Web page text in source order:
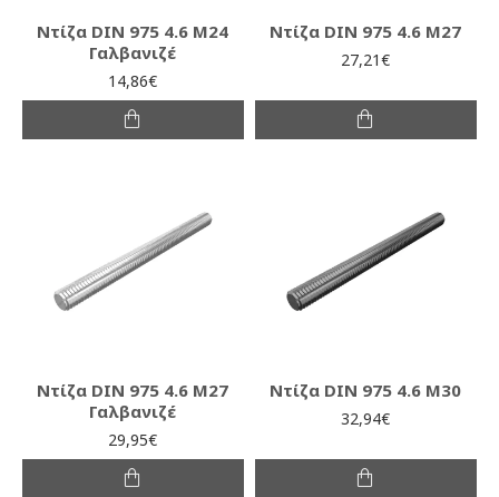
Ντίζα DIN 975 4.6 M24
Γαλβανιζέ
14,86€
Ντίζα DIN 975 4.6 M27
27,21€
Ντίζα DIN 975 4.6 M27
Γαλβανιζέ
29,95€
Ντίζα DIN 975 4.6 M30
32,94€